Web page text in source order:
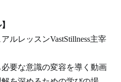
ルレッスンVastStillness主宰
要な意識の変容を導く動画